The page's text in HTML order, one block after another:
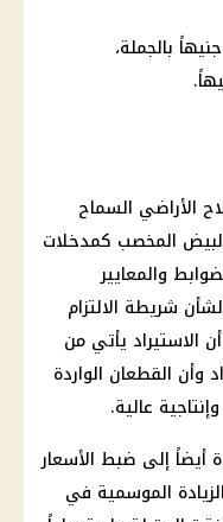
ويبلغ سعر كرتونة البيض البلدى 119 جنيهاً بالجملة،
الأراضي السماح
المخصب كمدخلات
والمعايير
شريطة الالتزام
الاستيراد يأتي من
وأن القطعان الواردة
عالية.
أيضاً إلى ضبط الأسعار
الموسمية في